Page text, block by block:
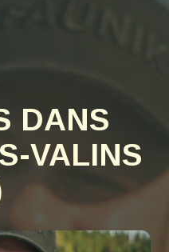
DANS
VALINS